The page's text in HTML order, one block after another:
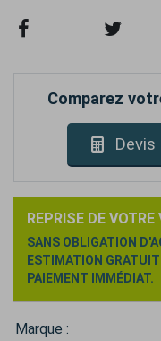
Comparez
REPRISE DE VOTRE
SANS OBLIGATION
ESTIMATION
PAIEMENT IMMÉDIAT.
Marque :